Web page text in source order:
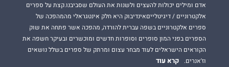
אדם ומילים יכולות להעצים ולשנות את העולם שסביבנו.קצת על ספרים
אלקטרוניים / דיגיטלייםאינדיבוק היא חלק אינטגראלי מהמהפכה של
ספרים אלקטרוניים בשפה עברית להורדה, מהפכה אשר פתחה את שוק
הספרים בפני המון סופרים וסופרות חדשים ומוכשרים ובעיקר חשפה את
הקוראים הישראלים לעוד מבחר עצום ומרתק של ספרים בשלל נושאים
וז'אנרים.
קרא עוד